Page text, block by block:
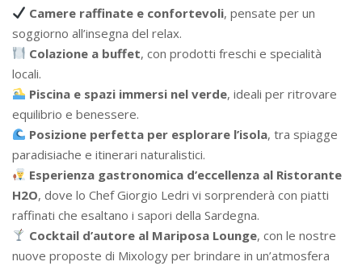
Camere raffinate e confortevoli, pensate per un
soggiorno all’insegna del relax.
Colazione a buffet, con prodotti freschi e specialità
locali.
Piscina e spazi immersi nel verde, ideali per ritrovare
equilibrio e benessere.
Posizione perfetta per esplorare l’isola, tra spiagge
paradisiache e itinerari naturalistici.
Esperienza gastronomica d’eccellenza al Ristorante
H2O, dove lo Chef Giorgio Ledri vi sorprenderà con piatti
raffinati che esaltano i sapori della Sardegna.
Cocktail d’autore al Mariposa Lounge, con le nostre
nuove proposte di Mixology per brindare in un’atmosfera